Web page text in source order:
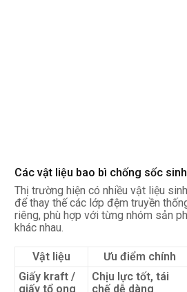
Các vật liệu bao bì chống sốc
Thị trường hiện có nhiều vật liệu
để thay thế các lớp đệm truyền
riêng, phù hợp với từng nhóm sản
khác nhau.
Vật liệu Ưu điểm chính
Giấy kraft /
giấy tổ ong
Chịu lực tốt, tái
chế dễ dàng